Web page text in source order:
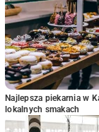
Najlepsza piekarnia w
lokalnych smakach